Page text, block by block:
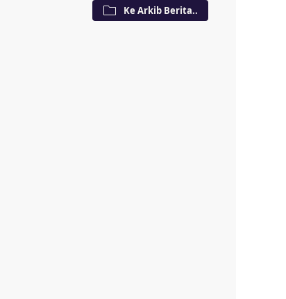
Ke Arkib Berita..